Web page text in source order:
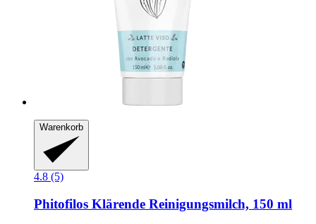
Warenkorb
4.8 (5)
Phitofilos Klärende Reinigungsmilch, 150 ml